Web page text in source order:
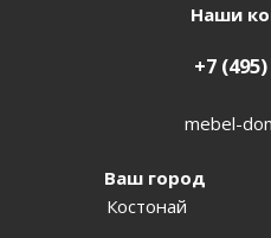
Наши
+7
mebel-
Ваш город
Костонай